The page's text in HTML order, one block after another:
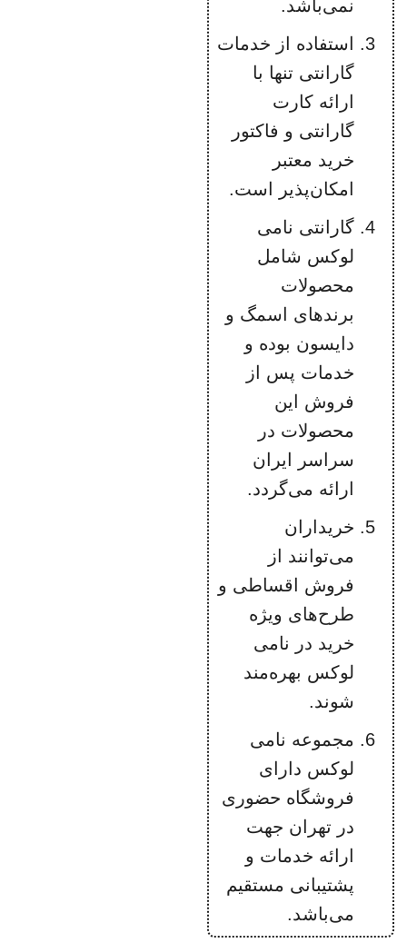
نمی‌باشد.
استفاده از خدمات
گارانتی تنها با
ارائه کارت
گارانتی و فاکتور
خرید معتبر
امکان‌پذیر است.
گارانتی نامی
لوکس شامل
محصولات
برندهای اسمگ و
دایسون بوده و
خدمات پس از
فروش این
محصولات در
سراسر ایران
ارائه می‌گردد.
خریداران
می‌توانند از
فروش اقساطی و
طرح‌های ویژه
خرید در نامی
لوکس بهره‌مند
شوند.
مجموعه نامی
لوکس دارای
فروشگاه حضوری
در تهران جهت
ارائه خدمات و
پشتیبانی مستقیم
می‌باشد.